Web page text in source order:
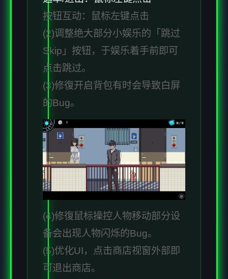
按钮互动：鼠标左键点击
(2)调整绝大部分小娱乐的「跳过
Skip」按钮，于娱乐着手前即可
点击跳过。
(3)修復开启背包有时会导致白屏
的Bug。
(4)修復鼠标操控人物移动部分设
备会出现人物闪烁的Bug。
(5)优化UI，点击商店视窗外部即
可退出商店。